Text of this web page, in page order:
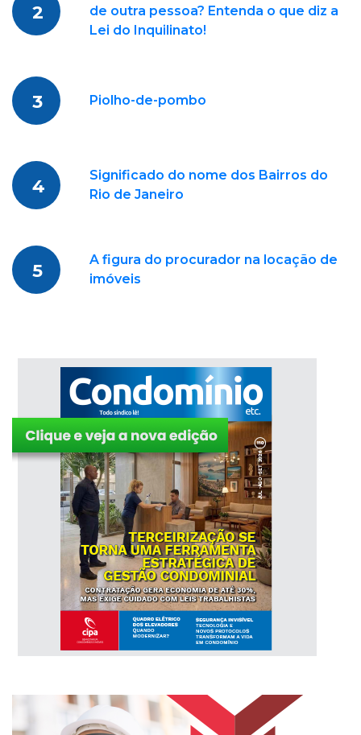
2
de outra pessoa? Entenda o que diz a
Lei do Inquilinato!
3 Piolho-de-pombo
4
Significado do nome dos Bairros do
Rio de Janeiro
5
A figura do procurador na locação de
imóveis